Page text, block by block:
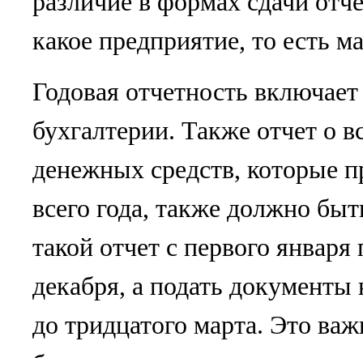
какое предприятие, то есть
Годовая отчетность
бухгалтерии. Также отчет о
денежных средств, которые
всего года, также должно
такой отчет с первого
декабря, а подать
до тридцатого марта. Это